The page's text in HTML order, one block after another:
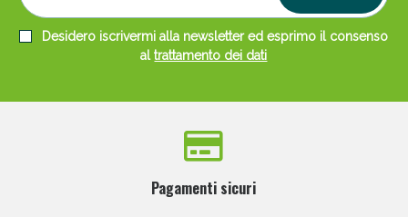
Desidero iscrivermi alla newsletter ed esprimo il consenso
altrattamento dei dati
Pagamenti sicuri